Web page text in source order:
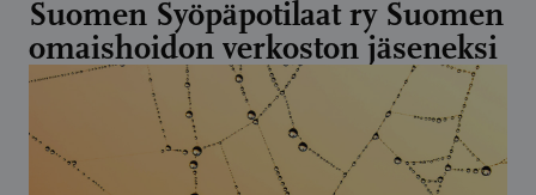
Suomen Syöpäpotilaat ry Suomen
omaishoidon verkoston jäseneksi